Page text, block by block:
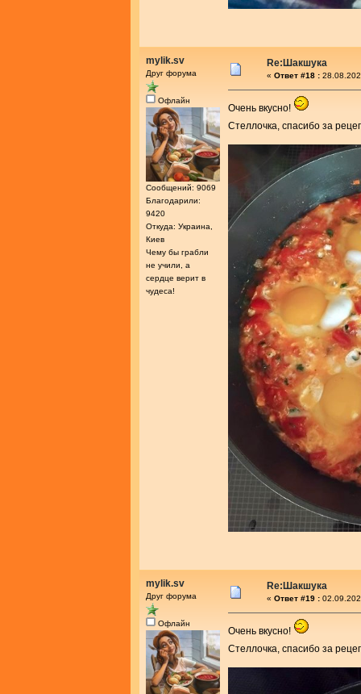
mylik.sv
Друг форума
Офлайн
Сообщений: 9069
Благодарили:
9420
Откуда: Украина,
Киев
Чему бы грабли
не учили, а
сердце верит в
чудеса!
Re:Шакшука
« Ответ #18 :
Очень вкусно!
Стеллочка, спасибо за
mylik.sv
Друг форума
Офлайн
Re:Шакшука
« Ответ #19 :
Очень вкусно!
Стеллочка, спасибо за